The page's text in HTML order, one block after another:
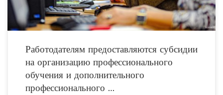
Работодателям предоставляются субсидии
на организацию профессионального
обучения и дополнительного
профессионального …